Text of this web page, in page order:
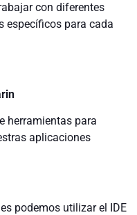
con diferentes
específicos para cada
herramientas para
aplicaciones
podemos utilizar el IDE